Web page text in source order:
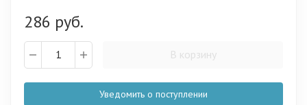
286 руб.
В корзину
Уведомить о поступлении